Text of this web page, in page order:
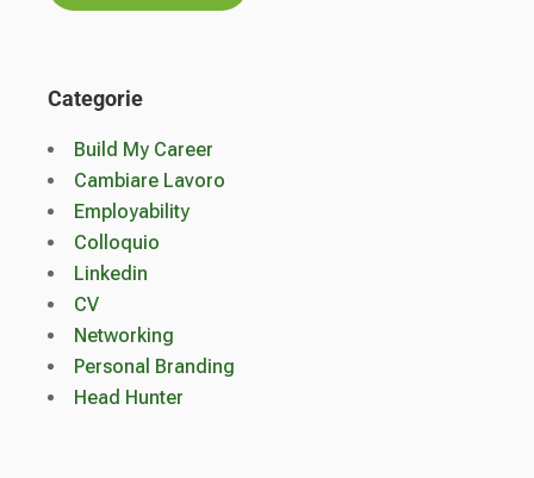
Categorie
Build My Career
Cambiare Lavoro
Employability
Colloquio
Linkedin
CV
Networking
Personal Branding
Head Hunter